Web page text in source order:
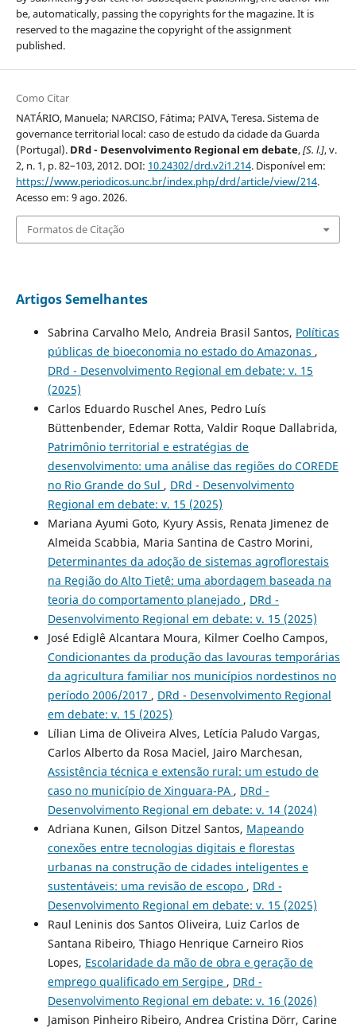
be, automatically, passing the copyrights for the magazine. It is
reserved to the magazine the copyright of the assignment
published.
Como Citar
NATÁRIO, Manuela; NARCISO, Fátima; PAIVA, Teresa. Sistema de
governance territorial local: caso de estudo da cidade da Guarda
(Portugal). DRd - Desenvolvimento Regional em debate,[S. l.], v.
2, n. 1, p. 82–103, 2012. DOI: 10.24302/drd.v2i1.214. Disponível em:
https://www.periodicos.unc.br/index.php/drd/article/view/214.
Acesso em: 9 ago. 2026.
Formatos de Citação
Artigos Semelhantes
Sabrina Carvalho Melo, Andreia Brasil Santos, Políticas
públicas de bioeconomia no estado do Amazonas ,
DRd - Desenvolvimento Regional em debate: v. 15
(2025)
Carlos Eduardo Ruschel Anes, Pedro Luís
Büttenbender, Edemar Rotta, Valdir Roque Dallabrida,
Patrimônio territorial e estratégias de
desenvolvimento: uma análise das regiões do COREDE
no Rio Grande do Sul , DRd - Desenvolvimento
Regional em debate: v. 15 (2025)
Mariana Ayumi Goto, Kyury Assis, Renata Jimenez de
Almeida Scabbia, Maria Santina de Castro Morini,
Determinantes da adoção de sistemas agroflorestais
na Região do Alto Tietê: uma abordagem baseada na
teoria do comportamento planejado , DRd -
Desenvolvimento Regional em debate: v. 15 (2025)
José Ediglê Alcantara Moura, Kilmer Coelho Campos,
Condicionantes da produção das lavouras temporárias
da agricultura familiar nos municípios nordestinos no
período 2006/2017 , DRd - Desenvolvimento Regional
em debate: v. 15 (2025)
Lílian Lima de Oliveira Alves, Letícia Paludo Vargas,
Carlos Alberto da Rosa Maciel, Jairo Marchesan,
Assistência técnica e extensão rural: um estudo de
caso no município de Xinguara-PA , DRd -
Desenvolvimento Regional em debate: v. 14 (2024)
Adriana Kunen, Gilson Ditzel Santos, Mapeando
conexões entre tecnologias digitais e florestas
urbanas na construção de cidades inteligentes e
sustentáveis: uma revisão de escopo , DRd -
Desenvolvimento Regional em debate: v. 15 (2025)
Raul Leninis dos Santos Oliveira, Luiz Carlos de
Santana Ribeiro, Thiago Henrique Carneiro Rios
Lopes, Escolaridade da mão de obra e geração de
emprego qualificado em Sergipe , DRd -
Desenvolvimento Regional em debate: v. 16 (2026)
Jamison Pinheiro Ribeiro, Andrea Cristina Dörr, Carine